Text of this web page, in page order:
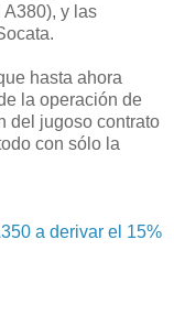
A380), y las
hasta ahora
la operación de
del jugoso contrato
con sólo la
a derivar el 15%